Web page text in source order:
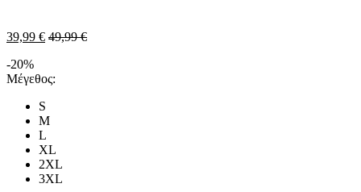
39,99 € 49,99€
-20%
Μέγεθος:
S
M
L
XL
2XL
3XL